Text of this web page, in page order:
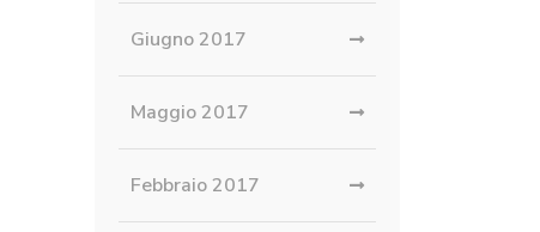
Giugno 2017
Maggio 2017
Febbraio 2017